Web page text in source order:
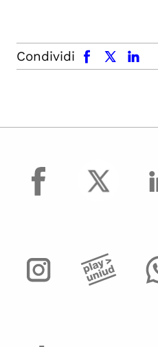
Condividi
facebook x.com linkedin
facebook